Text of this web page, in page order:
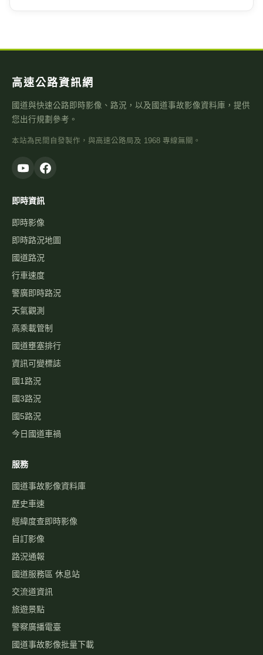
高速公路資訊網
國道與快速公路即時影像、路況，以及國道事故影像資料庫，提供
您出行規劃參考。
本站為民間自發製作，與高速公路局及 1968 專線無關。
即時資訊
即時影像
即時路況地圖
國道路況
行車速度
警廣即時路況
天氣觀測
高乘載管制
國道壅塞排行
資訊可變標誌
國1路況
國3路況
國5路況
今日國道車禍
服務
國道事故影像資料庫
歷史車速
經緯度查即時影像
自訂影像
路況通報
國道服務區 休息站
交流道資訊
旅遊景點
警察廣播電臺
國道事故影像批量下載